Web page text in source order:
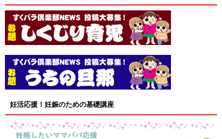
妊活応援！妊娠のための基礎講座